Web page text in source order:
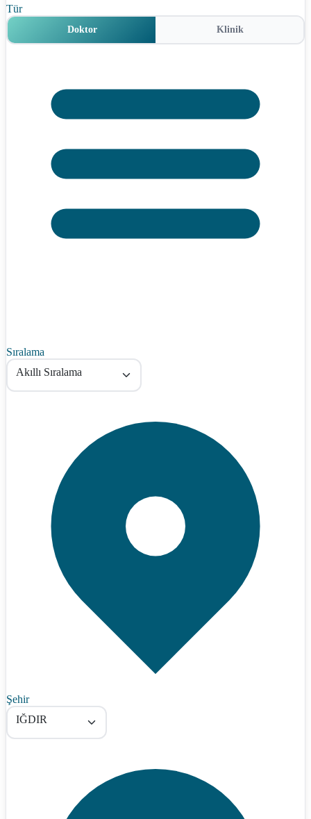
Tür
Doktor Klinik
Sıralama
Akıllı Sıralama
Şehir
IĞDIR